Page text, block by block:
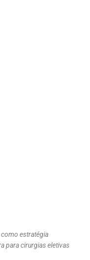
estratégia
para cirurgias eletivas